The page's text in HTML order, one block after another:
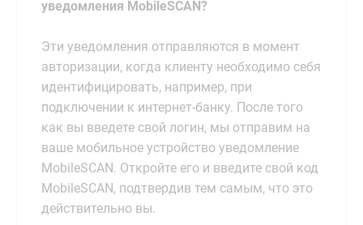
уведомления MobileSCAN?
Эти уведомления отправляются в момент
авторизации, когда клиенту необходимо себя
идентифицировать, например, при
подключении к интернет-банку. После того
как вы введете свой логин, мы отправим на
ваше мобильное устройство уведомление
MobileSCAN. Откройте его и введите свой код
MobileSCAN, подтвердив тем самым, что это
действительно вы.